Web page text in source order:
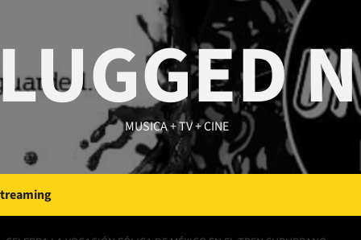
MUSICA + TV + CINE